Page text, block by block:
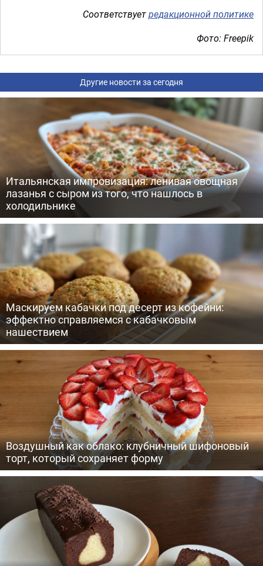
Соответствуетредакционной политике
Фото: Freepik
Другие новости за сегодня
Итальянская импровизация: ленивая овощная
лазанья с сыром из того, что нашлось в
холодильнике
Маскируем кабачки под десерт из кофейни:
эффектно справляемся с кабачковым
нашествием
Воздушный как облако: клубничный шифоновый
торт, который сохраняет форму